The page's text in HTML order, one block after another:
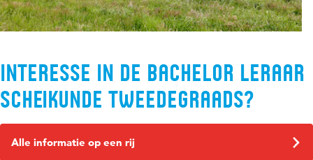
Interesse in de bachelor Leraar
Scheikunde tweedegraads?
Alle informatie op een rij